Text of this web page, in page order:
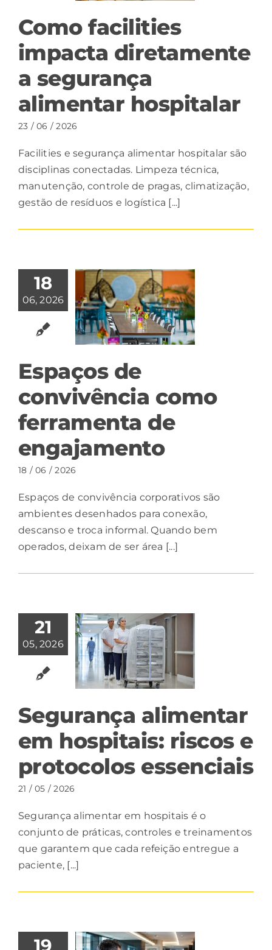
Como facilities
impacta diretamente
a segurança
alimentar hospitalar
23 / 06 / 2026
Facilities e segurança alimentar hospitalar são
disciplinas conectadas. Limpeza técnica,
manutenção, controle de pragas, climatização,
gestão de resíduos e logística [...]
18
06, 2026
Espaços de
convivência como
ferramenta de
engajamento
18 / 06 / 2026
Espaços de convivência corporativos são
ambientes desenhados para conexão,
descanso e troca informal. Quando bem
operados, deixam de ser área [...]
21
05, 2026
Segurança alimentar
em hospitais: riscos e
protocolos essenciais
21 / 05 / 2026
Segurança alimentar em hospitais é o
conjunto de práticas, controles e treinamentos
que garantem que cada refeição entregue a
paciente, [...]
19